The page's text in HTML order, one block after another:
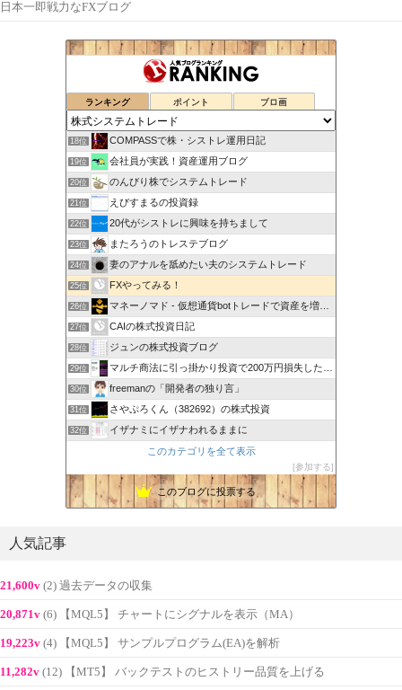
日本一即戦力なFXブログ
ランキング ポイント ブロ画
18位 COMPASSで株・シストレ運用日記
19位 会社員が実践！資産運用ブログ
20位 のんびり株でシステムトレード
21位 えびすまるの投資録
22位 20代がシストレに興味を持ちまして
23位 またろうのトレステブログ
24位 妻のアナルを舐めたい夫のシステムトレード
25位 FXやってみる！
26位 マネーノマド - 仮想通貨botトレードで資産を増やす！
27位 CAIの株式投資日記
28位 ジュンの株式投資ブログ
29位 マルチ商法に引っ掛かり投資で200万円損失した20代会社員
30位 freemanの「開発者の独り言」
31位 さやぷろくん（382692）の株式投資
32位 イザナミにイザナわれるままに
このカテゴリを全て表示
参加する
このブログに投票する
人気記事
21,600v (2) 過去データの収集
20,871v (6) 【MQL5】 チャートにシグナルを表示（MA）
19,223v (4) 【MQL5】 サンプルプログラム(EA)を解析
11,282v (12) 【MT5】 バックテストのヒストリー品質を上げる